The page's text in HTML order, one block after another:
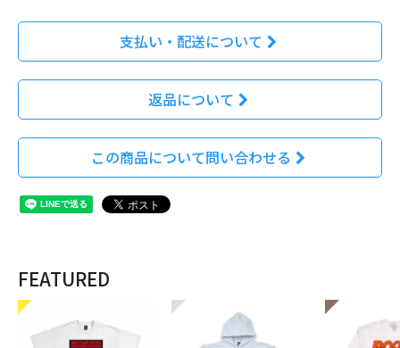
支払い・配送について
返品について
この商品について問い合わせる
FEATURED